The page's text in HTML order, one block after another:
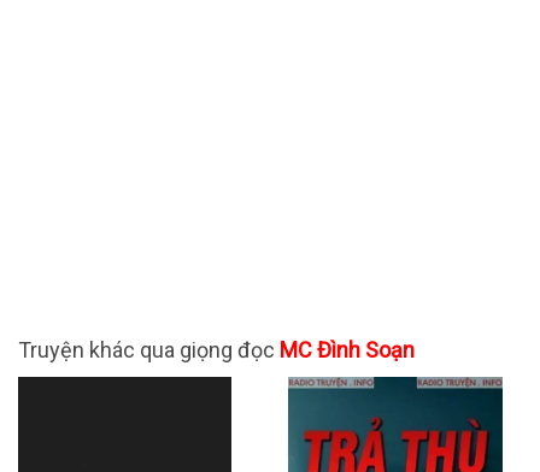
Truyện khác qua giọng đọc MC Đình Soạn